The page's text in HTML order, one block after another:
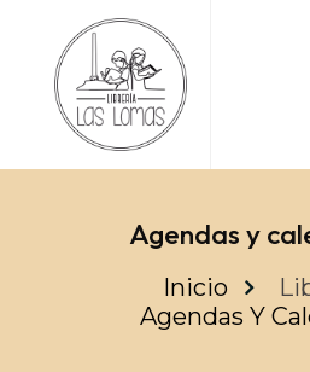
Agendas y
Inicio
Agendas Y